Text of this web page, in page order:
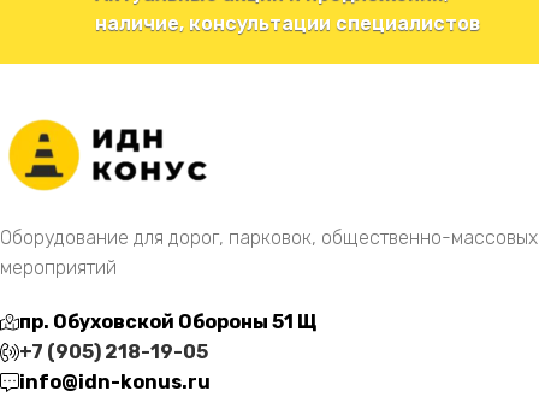
наличие, консультации специалистов
Оборудование для дорог, парковок, общественно-массовых
мероприятий
пр. Обуховской Обороны 51 Щ
+7 (905) 218-19-05
info@idn-konus.ru